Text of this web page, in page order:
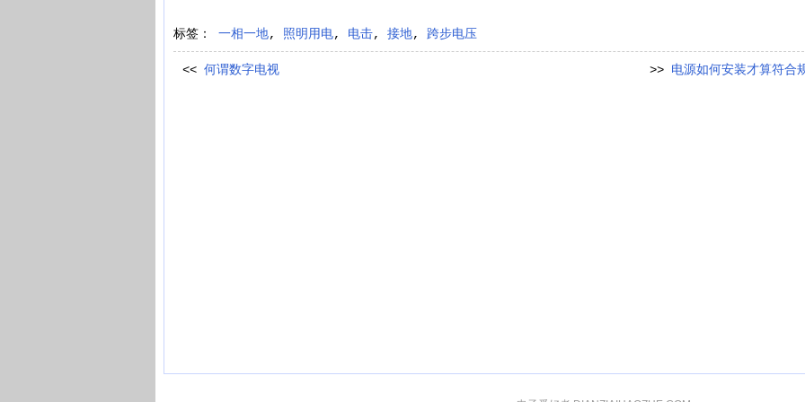
标签：一相一地, 照明用电, 电击,接地,跨步电压
<<何谓数字电视 >> 电源如何安装才算符合